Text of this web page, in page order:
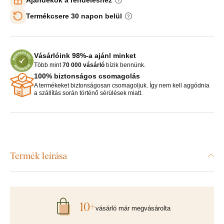
Termékcsere 30 napon belül
Vásárlóink 98%-a ajánl minket
Több mint70 000 vásárló bízik bennünk.
100% biztonságos csomagolás
A termékeket biztonságosan csomagoljuk. Így nem kell aggódnia
a szállítás során történő sérülések miatt.
Termék leírása
10+vásárló már megvásárolta